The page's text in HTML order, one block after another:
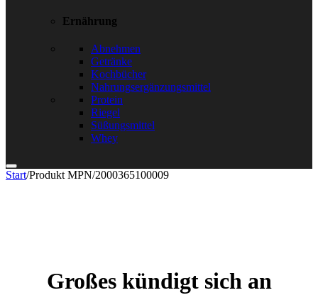
Ernährung
Abnehmen
Getränke
Kochbücher
Nahrungsergänzungsmittel
Protein
Riegel
Süßungsmittel
Whey
Start/Produkt MPN/2000365100009
Großes kündigt sich an